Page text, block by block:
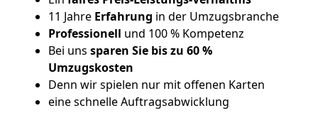
11 Jahre Erfahrung in der Umzugsbranche
Professionell und 100 % Kompetenz
Bei uns sparen Sie bis zu 60 %
Umzugskosten
Denn wir spielen nur mit offenen Karten
eine schnelle Auftragsabwicklung